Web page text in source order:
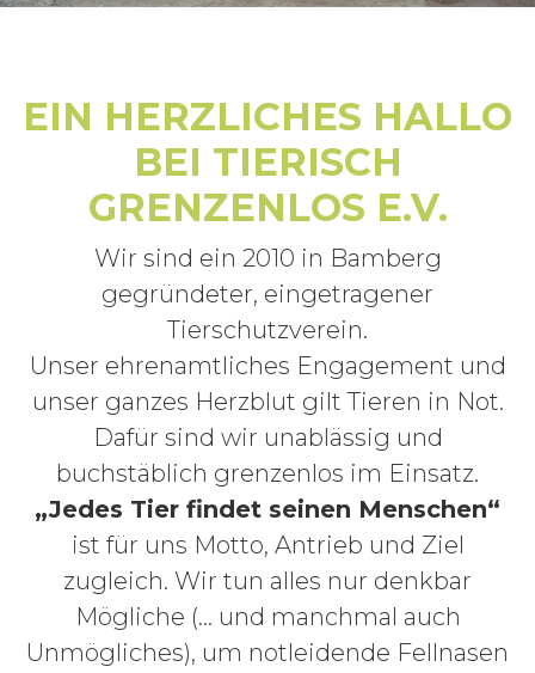
EIN HERZLICHES HALLO
BEI TIERISCH
GRENZENLOS E.V.
Wir sind ein 2010 in Bamberg
gegründeter, eingetragener
Tierschutzverein.
Unser ehrenamtliches Engagement und
unser ganzes Herzblut gilt Tieren in Not.
Dafür sind wir unablässig und
buchstäblich grenzenlos im Einsatz.
„Jedes Tier findet seinen Menschen“
ist für uns Motto, Antrieb und Ziel
zugleich. Wir tun alles nur denkbar
Mögliche (… und manchmal auch
Unmögliches), um notleidende Fellnasen